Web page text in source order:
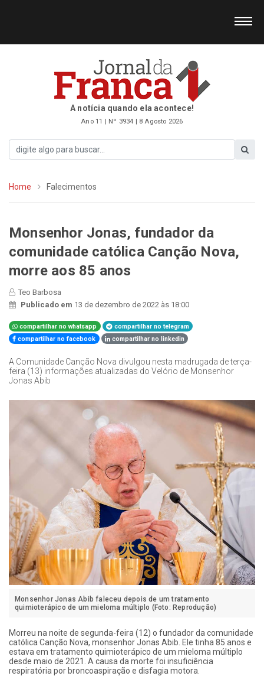
A notícia quando ela acontece!
Ano 11 | Nº 3934 | 8 Agosto 2026
Home Falecimentos
Monsenhor Jonas, fundador da
comunidade católica Canção Nova,
morre aos 85 anos
Teo Barbosa
Publicado em 13 de dezembro de 2022 às 18:00
compartilhar no whatsapp
compartilhar no telegram
compartilhar no facebook
compartilhar no linkedin
A Comunidade Canção Nova divulgou nesta madrugada de terça-
feira (13) informações atualizadas do Velório de Monsenhor
Jonas Abib
Monsenhor Jonas Abib faleceu depois de um tratamento
quimioterápico de um mieloma múltiplo (Foto: Reprodução)
Morreu na noite de segunda-feira (12) o fundador da comunidade
católica Canção Nova, monsenhor Jonas Abib. Ele tinha 85 anos e
estava em tratamento quimioterápico de um mieloma múltiplo
desde maio de 2021. A causa da morte foi insuficiência
respiratória por broncoaspiração e disfagia motora.